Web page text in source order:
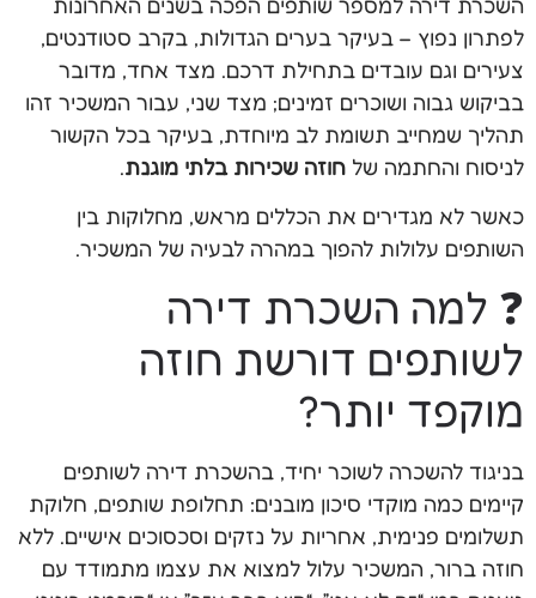
לפתרון נפוץ – בעיקר בערים הגדולות, בקרב סטודנטים,
צעירים וגם עובדים בתחילת דרכם. מצד אחד, מדובר
בביקוש גבוה ושוכרים זמינים; מצד שני, עבור המשכיר זהו
תהליך שמחייב תשומת לב מיוחדת, בעיקר בכל הקשור
לניסוח והחתמה של חוזה שכירות בלתי מוגנת.
כאשר לא מגדירים את הכללים מראש, מחלוקות בין
השותפים עלולות להפוך במהרה לבעיה של המשכיר.
❓ למה השכרת דירה
לשותפים דורשת חוזה
מוקפד יותר?
בניגוד להשכרה לשוכר יחיד, בהשכרת דירה לשותפים
קיימים כמה מוקדי סיכון מובנים: תחלופת שותפים, חלוקת
תשלומים פנימית, אחריות על נזקים וסכסוכים אישיים. ללא
חוזה ברור, המשכיר עלול למצוא את עצמו מתמודד עם